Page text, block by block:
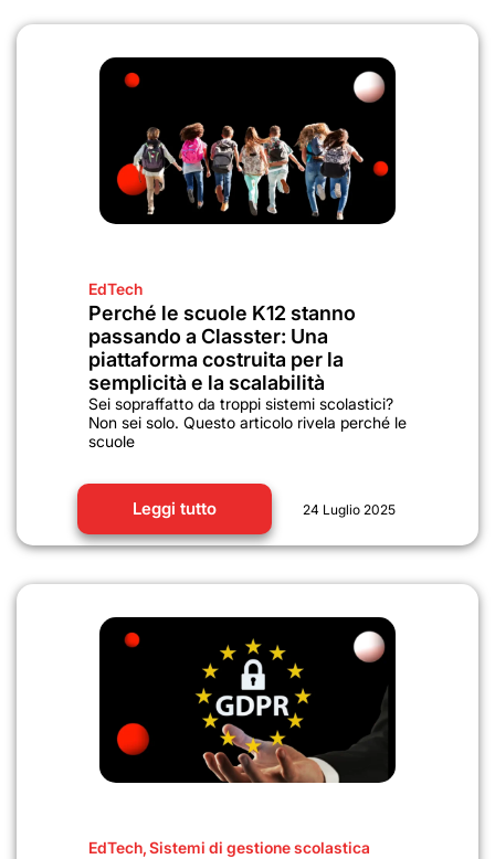
EdTech
Perché le scuole K12 stanno
passando a Classter: Una
piattaforma costruita per la
semplicità e la scalabilità
Sei sopraffatto da troppi sistemi scolastici?
Non sei solo. Questo articolo rivela perché le
scuole
Leggi tutto 24 Luglio 2025
EdTech,Sistemi di gestione scolastica